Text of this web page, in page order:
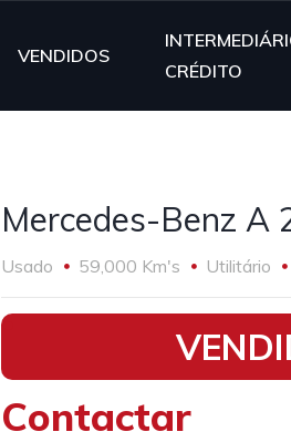
VENDIDOS
CRÉDITO
Mercedes-Benz A
Usado 59,000 Km's Utilitário
•
Contactar